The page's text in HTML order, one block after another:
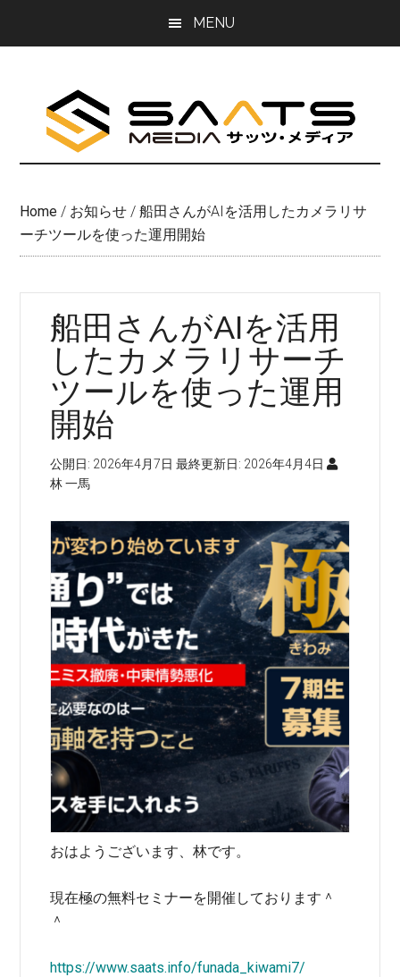
MENU
Home / お知らせ / 船田さんがAIを活用したカメラリサ
ーチツールを使った運用開始
船田さんがAIを活用
したカメラリサーチ
ツールを使った運用
開始
公開日: 2026年4月7日 最終更新日: 2026年4月4日
林 一馬
おはようございます、林です。
現在極の無料セミナーを開催しております＾
＾
https://www.saats.info/funada_kiwami7/